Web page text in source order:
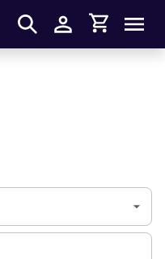
Inloggen
Winkelmandje